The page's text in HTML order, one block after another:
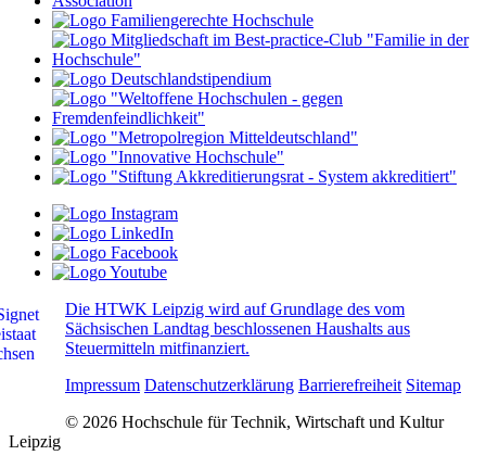
Die HTWK Leipzig wird auf Grundlage des vom
Sächsischen Landtag beschlossenen Haushalts aus
Steuermitteln mitfinanziert.
Impressum Datenschutzerklärung Barrierefreiheit Sitemap
© 2026 Hochschule für Technik, Wirtschaft und Kultur
Leipzig